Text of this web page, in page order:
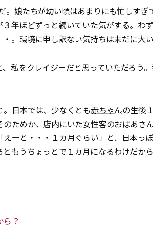
娘たちが幼い頃はあまりにも忙しすぎ
年ほどずっと続いていた気がする。わ
。環境に申し訳ない気持ちは未だに大い
私をクレイジーだと思っていただろう。
日本では、少なくとも赤ちゃんの生後
ためか、店内にいた女性客のおばあさ
ーと・・・１カ月ぐらい」と、日本っ
もうちょっとで１カ月になるわけだか
？